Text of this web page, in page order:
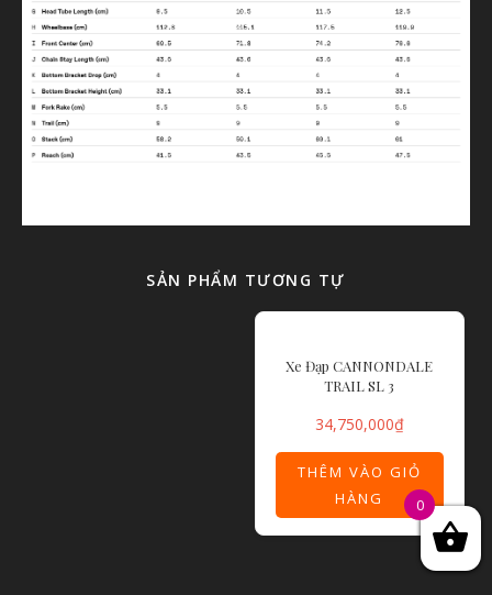
SẢN PHẨM TƯƠNG TỰ
Xe Đạp CANNONDALE
TRAIL SL 3
34,750,000₫
THÊM VÀO GIỎ
HÀNG
0